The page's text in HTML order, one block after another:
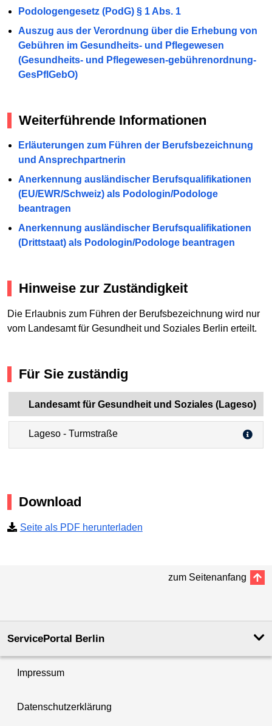
Podologengesetz (PodG) § 1 Abs. 1
Auszug aus der Verordnung über die Erhebung von
Gebühren im Gesundheits- und Pflegewesen
(Gesundheits- und Pflegewesen-gebührenordnung-
GesPflGebO)
Weiterführende Informationen
Erläuterungen zum Führen der Berufsbezeichnung
und Ansprechpartnerin
Anerkennung ausländischer Berufsqualifikationen
(EU/EWR/Schweiz) als Podologin/Podologe
beantragen
Anerkennung ausländischer Berufsqualifikationen
(Drittstaat) als Podologin/Podologe beantragen
Hinweise zur Zuständigkeit
Die Erlaubnis zum Führen der Berufsbezeichnung wird nur
vom Landesamt für Gesundheit und Soziales Berlin erteilt.
Für Sie zuständig
Landesamt für Gesundheit und Soziales (Lageso)
Lageso - Turmstraße
Download
Seite als PDF herunterladen
zum Seitenanfang
ServicePortal Berlin
Impressum
Datenschutzerklärung